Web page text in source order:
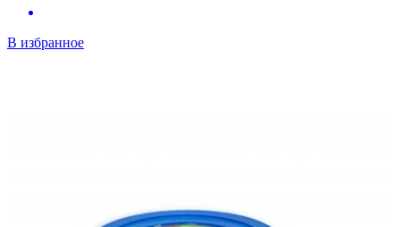
В избранное